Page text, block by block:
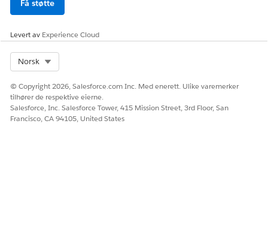
Få støtte
Levert av Experience Cloud
Norsk
© Copyright 2026, Salesforce.com Inc. Med enerett. Ulike varemerker
tilhører de respektive eierne.
Salesforce, Inc. Salesforce Tower, 415 Mission Street, 3rd Floor, San
Francisco, CA 94105, United States